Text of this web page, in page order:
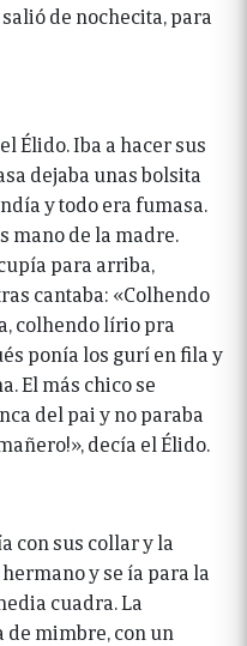
de nochecita, para
Élido. Iba a hacer sus
dejaba unas bolsita
y todo era fumasa.
mano de la madre.
para arriba,
cantaba: «Colhendo
colhendo lírio pra
ponía los gurí en fila y
El más chico se
del pai y no paraba
decía el Élido.
con sus collar y la
y se ía para la
cuadra. La
de mimbre, con un